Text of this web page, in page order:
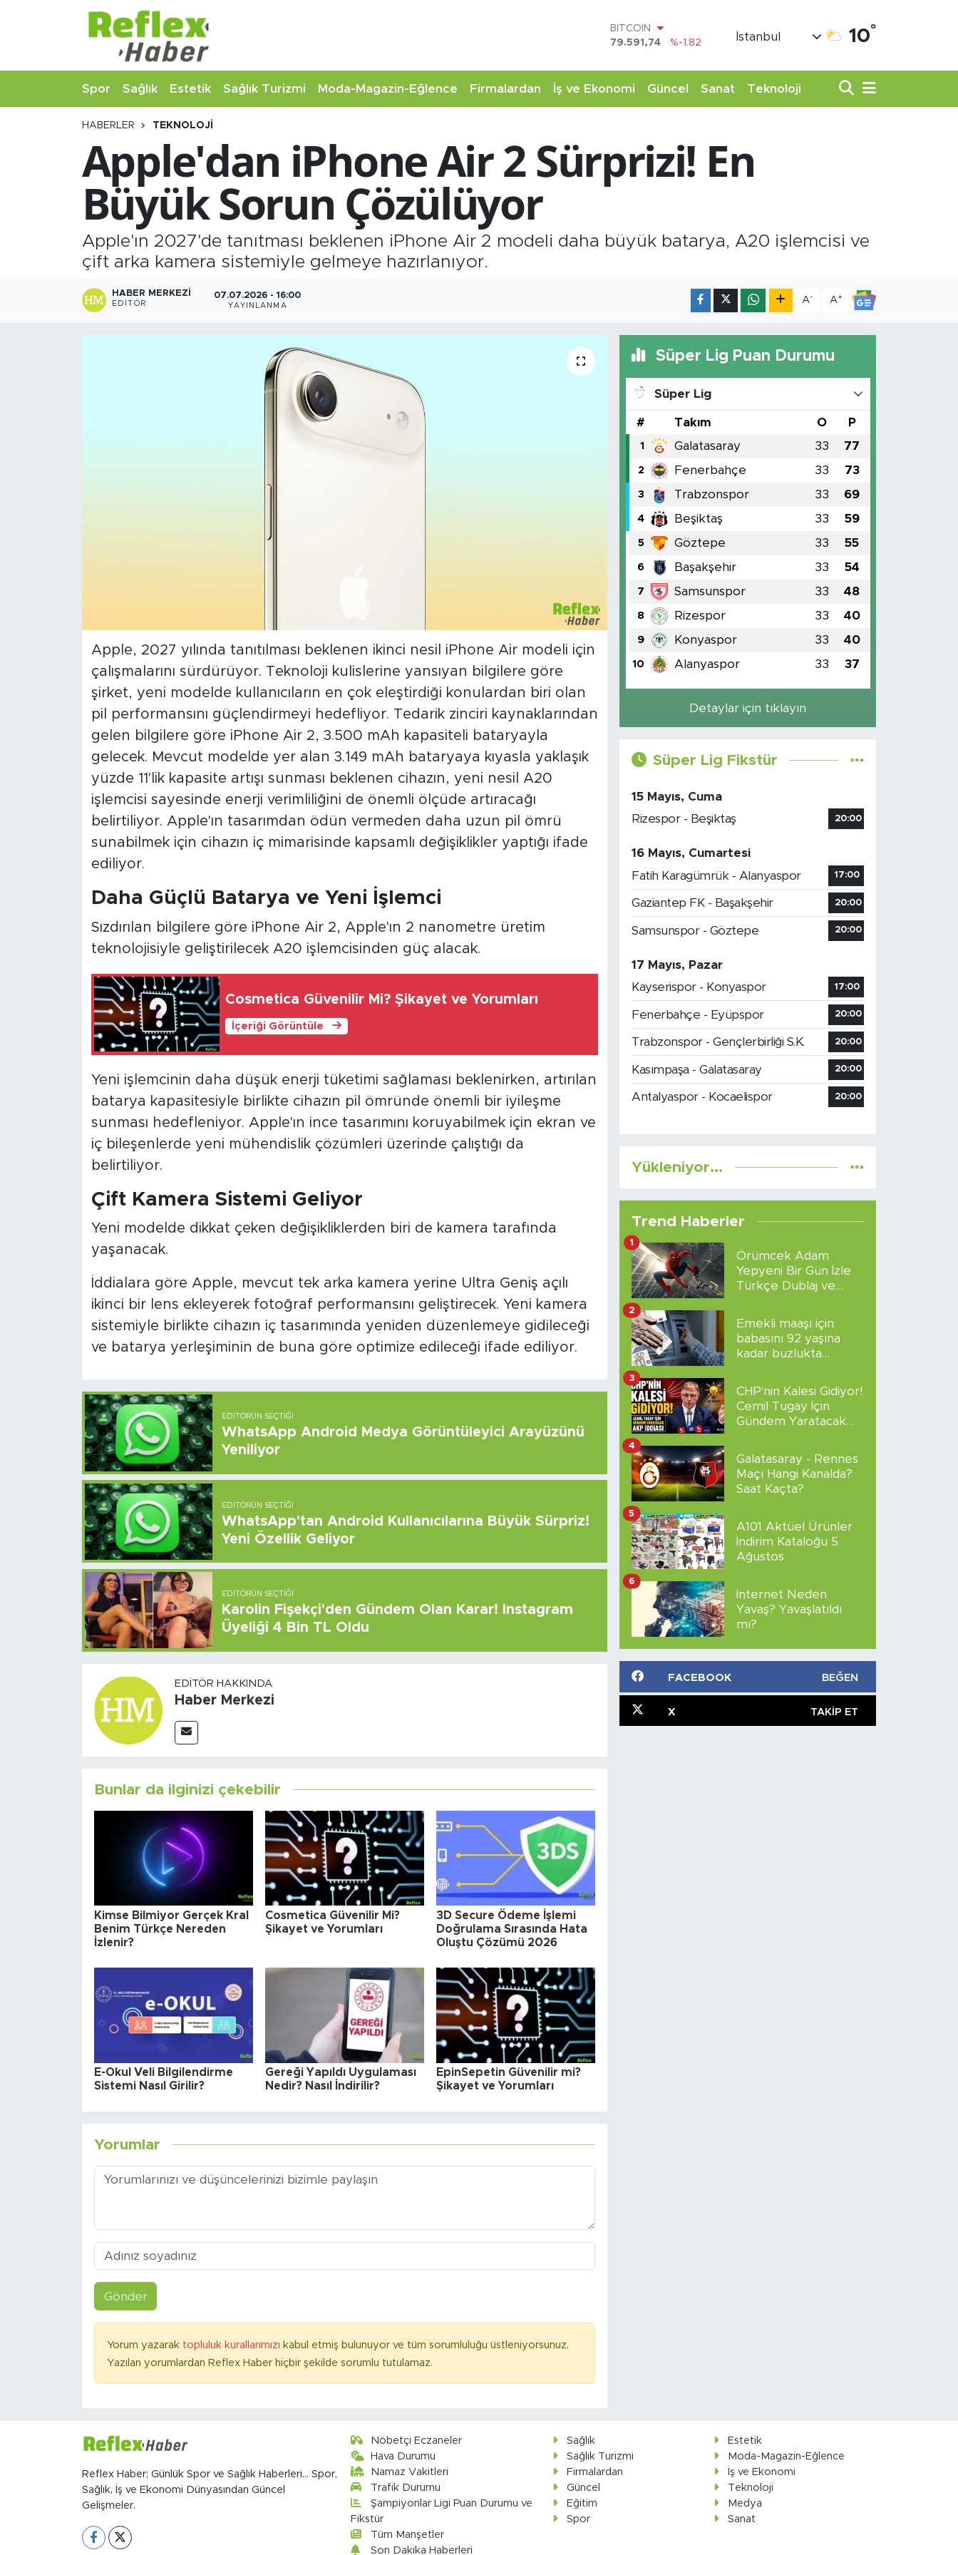
BITCOIN
79.591,74
%-1.82
45,43620
%0.02
EURO
6862,09000
%0.19
BİST100
İstanbul 10°
Spor Sağlık Estetik Sağlık Turizmi Moda-Magazin-Eğlence Firmalardan İş ve Ekonomi Güncel Sanat Teknoloji
HABERLER TEKNOLOJI
Apple'dan iPhone Air 2 Sürprizi! En
Büyük Sorun Çözülüyor
Apple'ın 2027'de tanıtması beklenen iPhone Air 2 modeli daha büyük batarya, A20 işlemcisi ve
çift arka kamera sistemiyle gelmeye hazırlanıyor.
HABER MERKEZI
EDITÖR
07.07.2026 - 16:00
YAYINLANMA
A- A+
Apple, 2027 yılında tanıtılması beklenen ikinci nesil iPhone Air modeli için
çalışmalarını sürdürüyor. Teknoloji kulislerine yansıyan bilgilere göre
şirket, yeni modelde kullanıcıların en çok eleştirdiği konulardan biri olan
pil performansını güçlendirmeyi hedefliyor. Tedarik zinciri kaynaklarından
gelen bilgilere göre iPhone Air 2, 3.500 mAh kapasiteli bataryayla
gelecek. Mevcut modelde yer alan 3.149 mAh bataryaya kıyasla yaklaşık
yüzde 11'lik kapasite artışı sunması beklenen cihazın, yeni nesil A20
işlemcisi sayesinde enerji verimliliğini de önemli ölçüde artıracağı
belirtiliyor. Apple'ın tasarımdan ödün vermeden daha uzun pil ömrü
sunabilmek için cihazın iç mimarisinde kapsamlı değişiklikler yaptığı ifade
ediliyor.
Daha Güçlü Batarya ve Yeni İşlemci
Sızdırılan bilgilere göre iPhone Air 2, Apple'ın 2 nanometre üretim
teknolojisiyle geliştirilecek A20 işlemcisinden güç alacak.
Cosmetica Güvenilir Mi? Şikayet ve Yorumları
İçeriği Görüntüle
Yeni işlemcinin daha düşük enerji tüketimi sağlaması beklenirken, artırılan
batarya kapasitesiyle birlikte cihazın pil ömründe önemli bir iyileşme
sunması hedefleniyor. Apple'ın ince tasarımını koruyabilmek için ekran ve
iç bileşenlerde yeni mühendislik çözümleri üzerinde çalıştığı da
belirtiliyor.
Çift Kamera Sistemi Geliyor
Yeni modelde dikkat çeken değişikliklerden biri de kamera tarafında
yaşanacak.
İddialara göre Apple, mevcut tek arka kamera yerine Ultra Geniş açılı
ikinci bir lens ekleyerek fotoğraf performansını geliştirecek. Yeni kamera
sistemiyle birlikte cihazın iç tasarımında yeniden düzenlemeye gidileceği
ve batarya yerleşiminin de buna göre optimize edileceği ifade ediliyor.
EDITÖRÜN SEÇTIĞI
WhatsApp Android Medya Görüntüleyici Arayüzünü
Yeniliyor
EDITÖRÜN SEÇTIĞI
WhatsApp'tan Android Kullanıcılarına Büyük Sürpriz!
Yeni Özellik Geliyor
EDITÖRÜN SEÇTIĞI
Karolin Fişekçi'den Gündem Olan Karar! Instagram
Üyeliği 4 Bin TL Oldu
EDITÖR HAKKINDA
Haber Merkezi
Bunlar da ilginizi çekebilir
Kimse Bilmiyor Gerçek Kral
Benim Türkçe Nereden
İzlenir?
Cosmetica Güvenilir Mi?
Şikayet ve Yorumları
3D Secure Ödeme İşlemi
Doğrulama Sırasında Hata
Oluştu Çözümü 2026
E-Okul Veli Bilgilendirme
Sistemi Nasıl Girilir?
Gereği Yapıldı Uygulaması
Nedir? Nasıl İndirilir?
EpinSepetin Güvenilir mi?
Şikayet ve Yorumları
Yorumlar
Gönder
Yorum yazarak topluluk kurallarımızı kabul etmiş bulunuyor ve tüm sorumluluğu üstleniyorsunuz.
Yazılan yorumlardan Reflex Haber hiçbir şekilde sorumlu tutulamaz.
Süper Lig Puan Durumu
Süper Lig
# Takım O P
1 Galatasaray 33 77
2 Fenerbahçe 33 73
3 Trabzonspor 33 69
4 Beşiktaş 33 59
5 Göztepe 33 55
6 Başakşehir 33 54
7 Samsunspor 33 48
8 Rizespor 33 40
9 Konyaspor 33 40
10 Alanyaspor 33 37
Detaylar için tıklayın
Süper Lig Fikstür
15 Mayıs, Cuma
Rizespor - Beşiktaş
20:00
16 Mayıs, Cumartesi
Fatih Karagümrük - Alanyaspor
17:00
Gaziantep FK - Başakşehir 20:00
Samsunspor - Göztepe 20:00
17 Mayıs, Pazar
Kayserispor - Konyaspor
17:00
Fenerbahçe - Eyüpspor 20:00
Trabzonspor - Gençlerbirliği S.K. 20:00
Kasımpaşa - Galatasaray 20:00
Antalyaspor - Kocaelispor 20:00
Yükleniyor...
Trend Haberler
Örümcek Adam
Yepyeni Bir Gün İzle
Türkçe Dublaj ve
1
Emekli maaşı için
babasını 92 yaşına
kadar buzlukta
2
CHP'nin Kalesi Gidiyor!
Cemil Tugay İçin
Gündem Yaratacak
3
Galatasaray - Rennes
Maçı Hangi Kanalda?
Saat Kaçta?
4
A101 Aktüel Ürünler
İndirim Kataloğu 5
Ağustos
5
İnternet Neden
Yavaş? Yavaşlatıldı
mı?
6
FACEBOOK BEĞEN
X TAKIP ET
Reflex Haber; Günlük Spor ve Sağlık Haberleri... Spor,
Sağlık, İş ve Ekonomi Dünyasından Güncel
Gelişmeler.
Nöbetçi Eczaneler
Hava Durumu
Namaz Vakitleri
Trafik Durumu
Şampiyonlar Ligi Puan Durumu ve
Fikstür
Tüm Manşetler
Son Dakika Haberleri
Sağlık
Estetik
Sağlık Turizmi
Moda-Magazin-Eğlence
Firmalardan
İş ve Ekonomi
Güncel
Teknoloji
Eğitim
Medya
Spor
Sanat
Estetik
Firmalardan
İş ve Ekonomi
Moda-Magazin-Eğlence
Sağlık Turizmi
Nöbetçi Eczaneler
Hava Durumu
Namaz Vakitleri
Trafik Durumu
Şampiyonlar Ligi Puan Durumu ve Fikstür
Tüm Manşetler
Son Dakika Haberleri
Haber Arşivi